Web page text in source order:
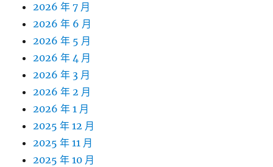
2026 年 7 月
2026 年 6 月
2026 年 5 月
2026 年 4 月
2026 年 3 月
2026 年 2 月
2026 年 1 月
2025 年 12 月
2025 年 11 月
2025 年 10 月